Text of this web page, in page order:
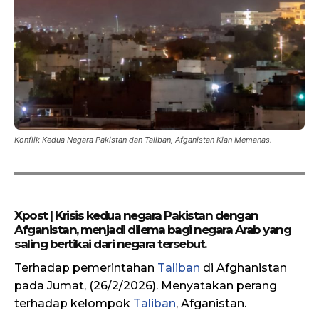
Konflik Kedua Negara Pakistan dan Taliban, Afganistan Kian Memanas.
Xpost | Krisis kedua negara Pakistan dengan
Afganistan, menjadi dilema bagi negara Arab yang
saling bertikai dari negara tersebut.
Terhadap pemerintahan Taliban di Afghanistan
pada Jumat, (26/2/2026). Menyatakan perang
terhadap kelompok Taliban, Afganistan.